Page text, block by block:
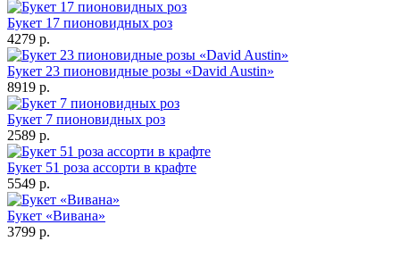
Букет 17 пионовидных роз
4279 р.
Букет 23 пионовидные розы «David Austin»
8919 р.
Букет 7 пионовидных роз
2589 р.
Букет 51 роза ассорти в крафте
5549 р.
Букет «Вивана»
3799 р.